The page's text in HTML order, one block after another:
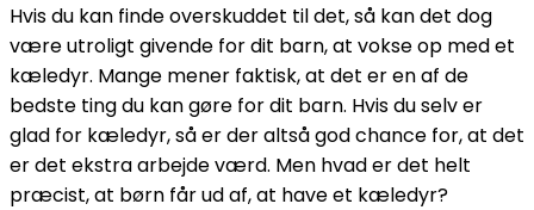
Hvis du kan finde overskuddet til det, så kan det dog
være utroligt givende for dit barn, at vokse op med et
kæledyr. Mange mener faktisk, at det er en af de
bedste ting du kan gøre for dit barn. Hvis du selv er
glad for kæledyr, så er der altså god chance for, at det
er det ekstra arbejde værd. Men hvad er det helt
præcist, at børn får ud af, at have et kæledyr?